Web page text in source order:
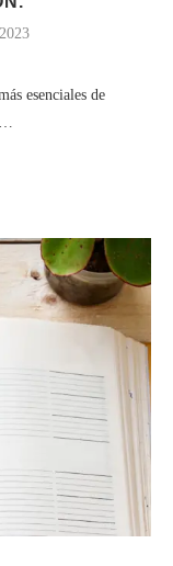
esenciales de